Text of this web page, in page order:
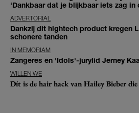
'Dankbaar dat je blijkbaar iets zag in
ADVERTORIAL
Dankzij dit hightech product kregen
schonere tanden
IN MEMORIAM
Zangeres en 'Idols'-jurylid Jerney
WILLEN WE
Dít is de hair hack van Hailey Bieber